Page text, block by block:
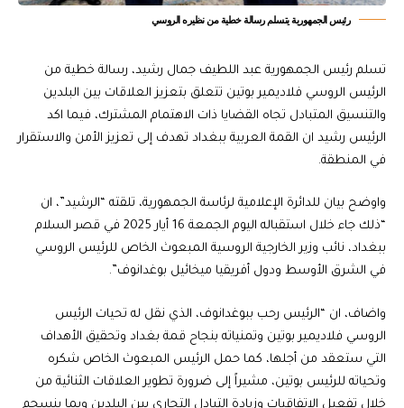
رئيس الجمهورية يتسلم رسالة خطية من نظيره الروسي
تسلم رئيس الجمهورية عبد اللطيف جمال رشيد، رسالة خطية من
الرئيس الروسي فلاديمير بوتين تتعلق بتعزيز العلاقات بين البلدين
والتنسيق المتبادل تجاه القضايا ذات الاهتمام المشترك، فيما اكد
الرئيس رشيد ان القمة العربية ببغداد تهدف إلى تعزيز الأمن والاستقرار
في المنطقة.
واوضح بيان للدائرة الإعلامية لرئاسة الجمهورية، تلقته “الرشيد”، ان
“ذلك جاء خلال استقباله اليوم الجمعة 16 أيار 2025 في قصر السلام
ببغداد، نائب وزير الخارجية الروسية المبعوث الخاص للرئيس الروسي
في الشرق الأوسط ودول أفريقيا ميخائيل بوغدانوف”.
واضاف، ان “الرئيس رحب ببوغدانوف، الذي نقل له تحيات الرئيس
الروسي فلاديمير بوتين وتمنياته بنجاح قمة بغداد وتحقيق الأهداف
التي ستعقد من أجلها، كما حمل الرئيس المبعوث الخاص شكره
وتحياته للرئيس بوتين، مشيراً إلى ضرورة تطوير العلاقات الثنائية من
خلال تفعيل الاتفاقيات وزيادة التبادل التجاري بين البلدين وبما ينسجم